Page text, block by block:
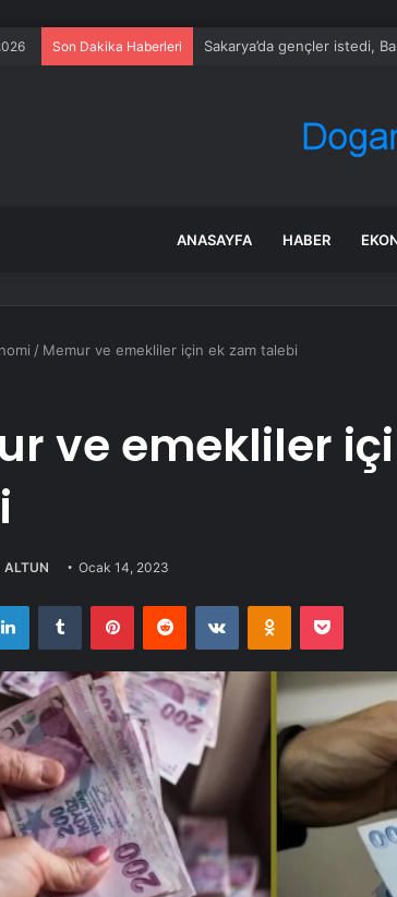
Son Dakika Haberleri Sakarya’da gençler istedi,
ANASAYFA HABER
/ Memur ve emekliler için ek zam talebi
ve emekliler
ALTUN Ocak 14, 2023
LinkedInTumblr PinterestReddit VKontakteOdnoklassniki
Pocket